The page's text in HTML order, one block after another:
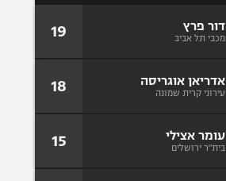
דור פרץ
מכבי תל אביב 19
אדריאן אוגריסה
עירוני קרית שמונה 18
עומר אצילי
בית"ר ירושלים 15